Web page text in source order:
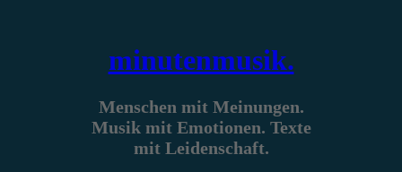
minutenmusik.
Menschen mit Meinungen.
Musik mit Emotionen. Texte
mit Leidenschaft.